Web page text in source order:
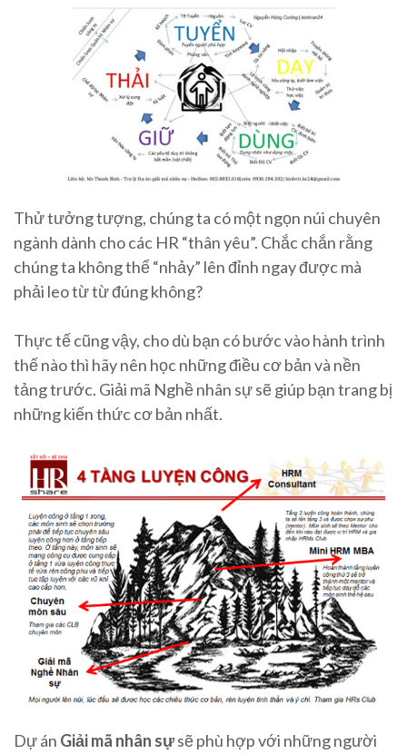
Thử tưởng tượng, chúng ta có một ngọn núi chuyên
ngành dành cho các HR “thân yêu”. Chắc chắn rằng
chúng ta không thể “nhảy” lên đỉnh ngay được mà
phải leo từ từ đúng không?
Thực tế cũng vậy, cho dù bạn có bước vào hành trình
thế nào thì hãy nên học những điều cơ bản và nền
tảng trước. Giải mã Nghề nhân sự sẽ giúp bạn trang bị
những kiến thức cơ bản nhất.
Dự án Giải mã nhân sựsẽ phù hợp với những người